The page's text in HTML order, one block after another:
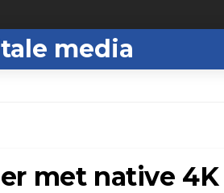
media
met native 4K